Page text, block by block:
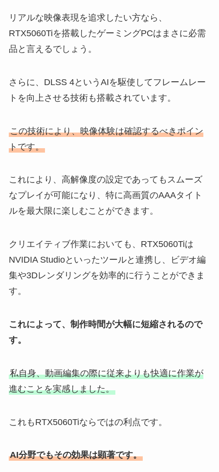
リアルな映像表現を追求したい方なら、
RTX5060Tiを搭載したゲーミングPCはまさに必需
品と言えるでしょう。
さらに、DLSS 4というAIを駆使してフレームレー
トを向上させる技術も搭載されています。
この技術により、映像体験は確認するべきポイン
トです。
これにより、高解像度の設定であってもスムーズ
なプレイが可能になり、特に高画質のAAAタイト
ルを最大限に楽しむことができます。
クリエイティブ作業においても、RTX5060Tiは
NVIDIA Studioといったツールと連携し、ビデオ編
集や3Dレンダリングを効率的に行うことができま
す。
これによって、制作時間が大幅に短縮されるので
す。
私自身、動画編集の際に従来よりも快適に作業が
進むことを実感しました。
これもRTX5060Tiならではの利点です。
AI分野でもその効果は顕著です。